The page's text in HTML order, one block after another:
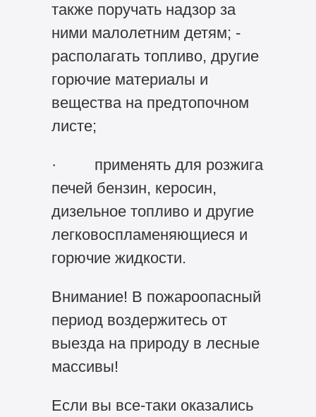
также поручать надзор за
ними малолетним детям; -
располагать топливо, другие
горючие материалы и
вещества на предтопочном
листе;
· применять для розжига
печей бензин, керосин,
дизельное топливо и другие
легковоспламеняющиеся и
горючие жидкости.
Внимание! В пожароопасный
период воздержитесь от
выезда на природу в лесные
массивы!
Если вы все-таки оказались